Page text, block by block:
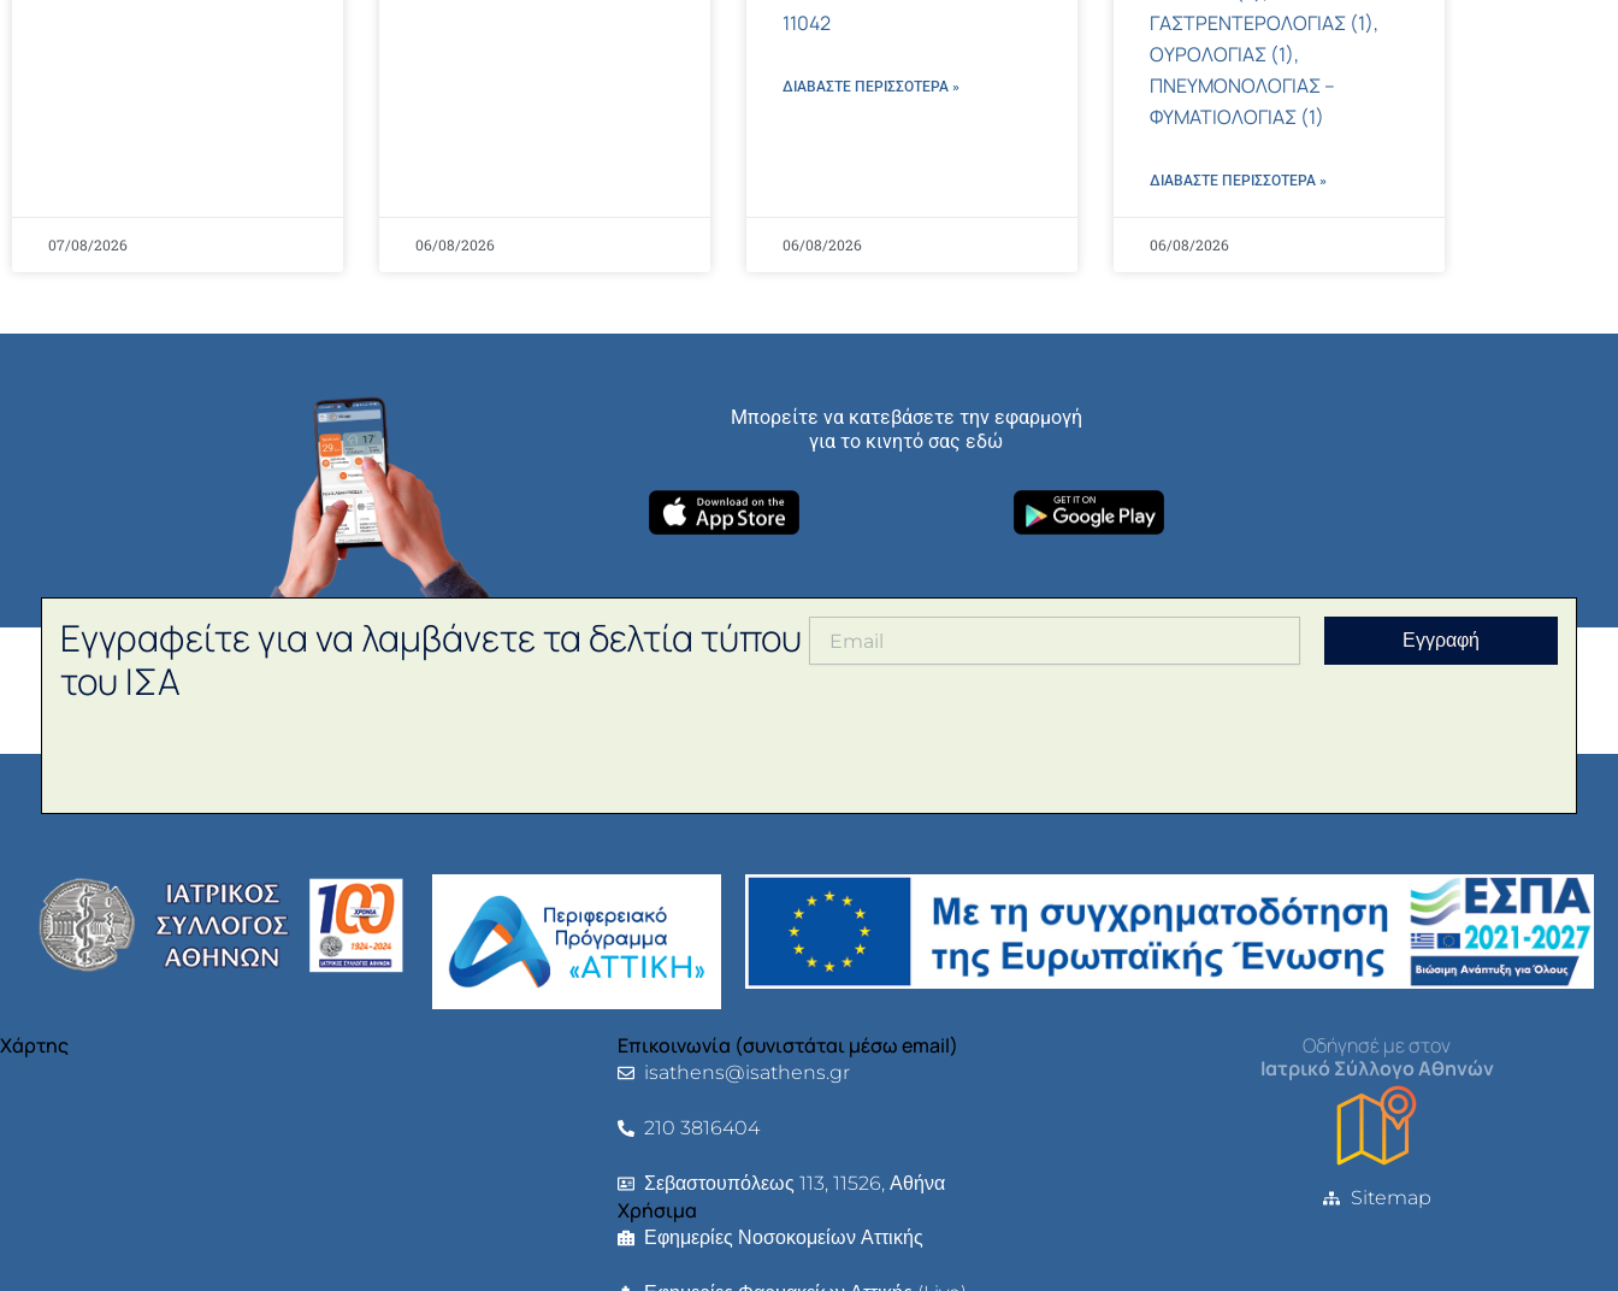
07/08/2026 06/08/2026
11042
ΔΙΑΒΑΣΤΕ ΠΕΡΙΣΣΌΤΕΡΑ »
06/08/2026
ΓΑΣΤΡΕΝΤΕΡΟΛΟΓΙΑΣ (1),
ΟΥΡΟΛΟΓΙΑΣ (1),
ΠΝΕΥΜΟΝΟΛΟΓΙΑΣ –
ΦΥΜΑΤΙΟΛΟΓΙΑΣ (1)
ΔΙΑΒΑΣΤΕ ΠΕΡΙΣΣΌΤΕΡΑ »
06/08/2026
Μπορείτε να κατεβάσετε την εφαρμογή
για το κινητό σας εδώ
Εγγραφείτε για να λαμβάνετε τα δελτία τύπου
του ΙΣΑ
Εγγραφή
Χάρτης Επικοινωνία (συνιστάται μέσω email)
isathens@isathens.gr
210 3816404
Σεβαστουπόλεως 113, 11526, Αθήνα
Χρήσιμα
Εφημερίες Νοσοκομείων Αττικής
Οδήγησέ με στον
Ιατρικό Σύλλογο Αθηνών
Sitemap